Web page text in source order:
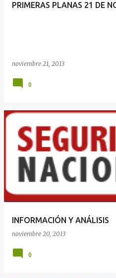
PRIMERAS PLANAS 21 DE
noviembre 21, 2013
0
INFORMACIÓN Y ANÁLISIS
noviembre 20, 2013
0